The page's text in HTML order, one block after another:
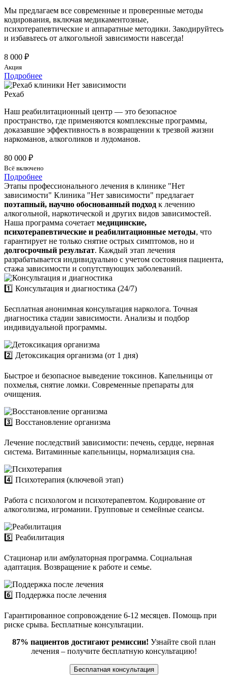
Мы предлагаем все современные и проверенные методы
кодирования, включая медикаментозные,
психотерапевтические и аппаратные методики. Закодируйтесь
и избавьтесь от алкогольной зависимости навсегда!
8 000 ₽
Акция
Подробнее
Рехаб
Наш реабилитационный центр — это безопасное
пространство, где применяются комплексные программы,
доказавшие эффективность в возвращении к трезвой жизни
наркоманов, алкоголиков и лудоманов.
80 000 ₽
Всё включено
Подробнее
Этапы профессионального лечения в клинике "Нет
зависимости" Клиника "Нет зависимости" предлагает
поэтапный, научно обоснованный подход к лечению
алкогольной, наркотической и других видов зависимостей.
Наша программа сочетает медицинские,
психотерапевтические и реабилитационные методы, что
гарантирует не только снятие острых симптомов, но и
долгосрочный результат. Каждый этап лечения
разрабатывается индивидуально с учетом состояния пациента,
стажа зависимости и сопутствующих заболеваний.
1️⃣ Консультация и диагностика (24/7)
Бесплатная анонимная консультация нарколога. Точная
диагностика стадии зависимости. Анализы и подбор
индивидуальной программы.
2️⃣ Детоксикация организма (от 1 дня)
Быстрое и безопасное выведение токсинов. Капельницы от
похмелья, снятие ломки. Современные препараты для
очищения.
3️⃣ Восстановление организма
Лечение последствий зависимости: печень, сердце, нервная
система. Витаминные капельницы, нормализация сна.
4️⃣ Психотерапия (ключевой этап)
Работа с психологом и психотерапевтом. Кодирование от
алкоголизма, игромании. Групповые и семейные сеансы.
5️⃣ Реабилитация
Стационар или амбулаторная программа. Социальная
адаптация. Возвращение к работе и семье.
6️⃣ Поддержка после лечения
Гарантированное сопровождение 6-12 месяцев. Помощь при
риске срыва. Бесплатные консультации.
87% пациентов достигают ремиссии! Узнайте свой план
лечения – получите бесплатную консультацию!
Бесплатная консультация